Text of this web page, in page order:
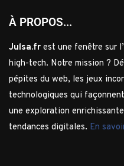
À PROPOS...
Julsa.fr est une fenêtre sur
high-tech. Notre mission ?
pépites du web, les jeux
technologiques qui
une exploration
tendances digitales. En